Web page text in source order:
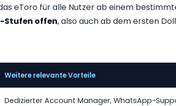
eToro für alle Nutzer ab einem
Stufen offen, also auch ab dem ersten
Weitere relevante Vorteile
Dedizierter Account Manager, WhatsApp-